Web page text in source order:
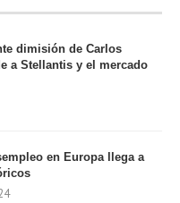
dimisión de Carlos
a Stellantis y el mercado
en Europa llega a